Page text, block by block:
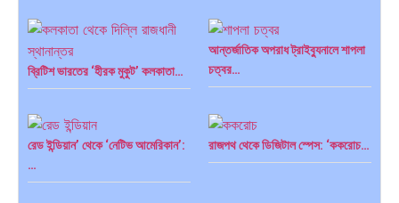
ব্রিটিশ ভারতের ‘হীরক মুকুট’ কলকাতা…
আন্তর্জাতিক অপরাধ ট্রাইব্যুনালে শাপলা
চত্বর…
রেড ইন্ডিয়ান’ থেকে ‘নেটিভ আমেরিকান’:
…
রাজপথ থেকে ডিজিটাল স্পেস: ‘ককরোচ…